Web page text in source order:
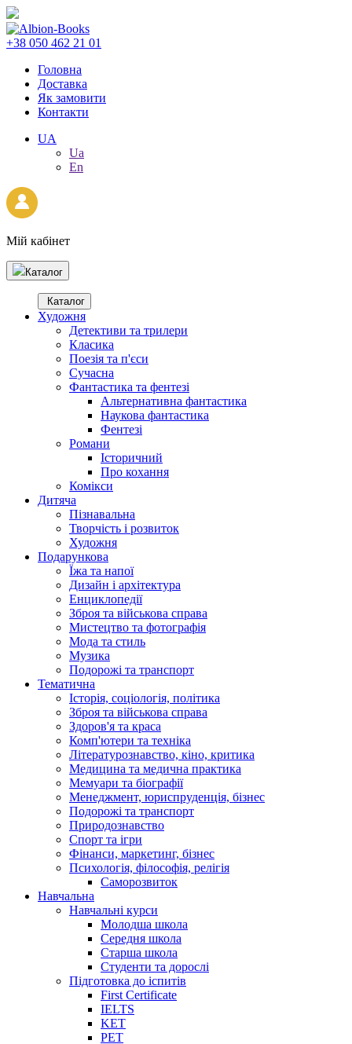
+38 050 462 21 01
Головна
Доставка
Як замовити
Контакти
UA
Ua
En
Мій кабінет
Каталог
Каталог
Художня
Детективи та трилери
Класика
Поезія та п'єси
Сучасна
Фантастика та фентезі
Альтернативна фантастика
Наукова фантастика
Фентезі
Романи
Історичний
Про кохання
Комікси
Дитяча
Пізнавальна
Творчість і розвиток
Художня
Подарункова
Їжа та напої
Дизайн і архітектура
Енциклопедії
Зброя та військова справа
Мистецтво та фотографія
Мода та стиль
Музика
Подорожі та транспорт
Тематична
Історія, соціологія, політика
Зброя та військова справа
Здоров'я та краса
Комп'ютери та техніка
Літературознавство, кіно, критика
Медицина та медична практика
Мемуари та біографії
Менеджмент, юриспруденція, бізнес
Подорожі та транспорт
Природознавство
Спорт та ігри
Фінанси, маркетинг, бізнес
Психологія, філософія, релігія
Саморозвиток
Навчальна
Навчальні курси
Молодша школа
Середня школа
Старша школа
Студенти та дорослі
Підготовка до іспитів
First Certificate
IELTS
KET
PET